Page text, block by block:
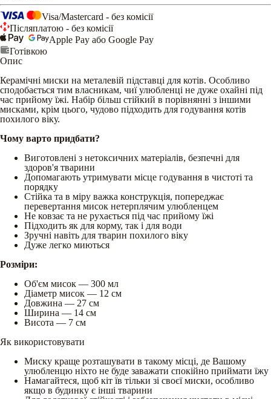
Visa/Mastercard - без комісії
Післяплатою - без комісії
Apple Pay або Google Pay
Готівкою
Опис
Керамічні миски на металевій підставці для котів. Особливо
сподобається тим власникам, чиї улюбленці не дуже охайні під
час прийому їжі. Набір більш стійкий в порівнянні з іншими
мисками, крім цього, чудово підходить для годування котів
похилого віку.
Чому варто придбати?
Виготовлені з нетоксичних матеріалів, безпечні для
здоров'я тварини
Допомагають утримувати місце годування в чистоті та
порядку
Стійка та в міру важка конструкція, попереджає
перевертання мисок нетерплячим улюбленцем
Не ковзає та не рухається під час прийому їжі
Підходить як для корму, так і для води
Зручні навіть для тварин похилого віку
Дуже легко миються
Розміри:
Об'єм мисок — 300 мл
Діаметр мисок — 12 см
Довжина — 27 см
Ширина — 14 см
Висота — 7 см
Як використовувати
Миску краще розташувати в такому місці, де Вашому
улюбленцю ніхто не буде заважати спокійно приймати їжу
Намагайтеся, щоб кіт їв тільки зі своєї миски, особливо
якщо в будинку є інші тварини